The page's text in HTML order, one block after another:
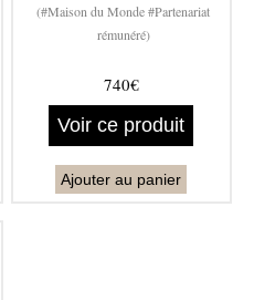
(#Maison du Monde #Partenariat
rémunéré)
740€
Voir ce produit
Ajouter au panier